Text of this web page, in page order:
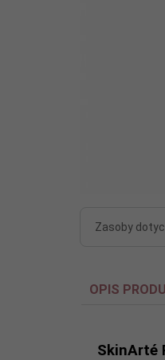
Zasoby
OPIS
SkinArté